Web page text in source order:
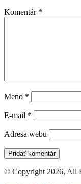
Komentár *
Meno *
E-mail *
Adresa webu
© Copyright 2026, All